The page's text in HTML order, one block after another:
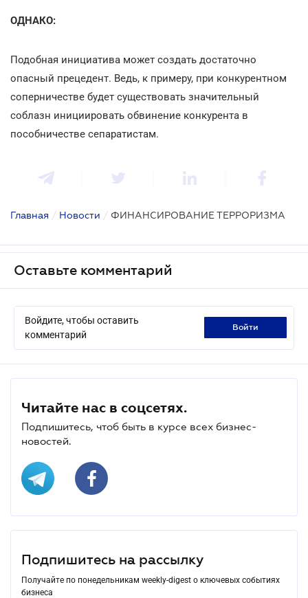
ОДНАКО:
Подобная инициатива может создать достаточно
опасный прецедент. Ведь, к примеру, при конкурентном
соперничестве будет существовать значительный
соблазн инициировать обвинение конкурента в
пособничестве сепаратистам.
Главная / Новости / ФИНАНСИРОВАНИЕ ТЕРРОРИЗМА
Оставьте комментарий
Войдите, чтобы оставить
комментарий
войти
Читайте нас в соцсетях.
Подпишитесь, чтоб быть в курсе всех бизнес-
новостей.
Подпишитесь на рассылку
Получайте по понедельникам weekly-digest о ключевых событиях
бизнеса